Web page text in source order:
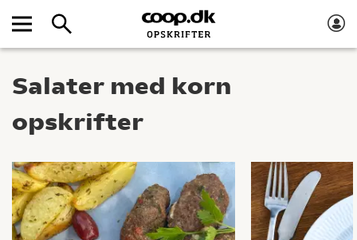
Salater med korn
opskrifter